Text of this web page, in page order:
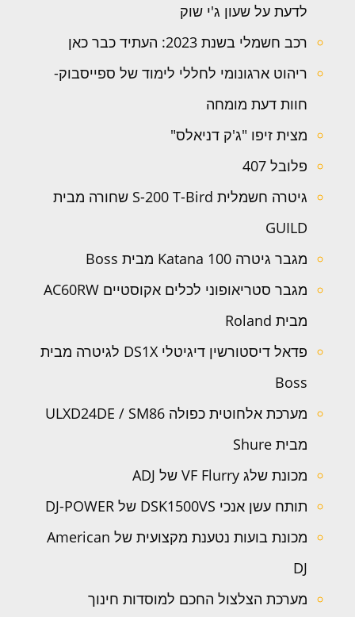
לדעת על שעון ג'י שוק
רכב חשמלי בשנת 2023: העתיד כבר כאן
ריהוט ארגונומי לחללי לימוד של ספייסבוק-
חוות דעת מומחה
מצית זיפו "ג'ק דניאלס"
פלובל 407
גיטרה חשמלית S-200 T-Bird שחורה מבית
GUILD
מגבר גיטרה Katana 100 מבית Boss
מגבר סטריאופוני לכלים אקוסטיים AC60RW
מבית Roland
פדאל דיסטורשין דיגיטלי DS1X לגיטרה מבית
Boss
מערכת אלחוטית כפולה ULXD24DE / SM86
מבית Shure
מכונת שלג VF Flurry של ADJ
תותח עשן אנכי DSK1500VS של DJ-POWER
מכונת בועות נטענת מקצועית של American
DJ
מערכת הצלצול החכם למוסדות חינוך